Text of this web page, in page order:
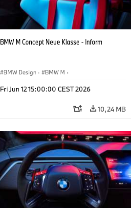
BMW M Concept Neue Klasse - Inform
BMW Design · BMW M ·
Fri Jun 12 15:00:00 CEST 2026
10,24 MB